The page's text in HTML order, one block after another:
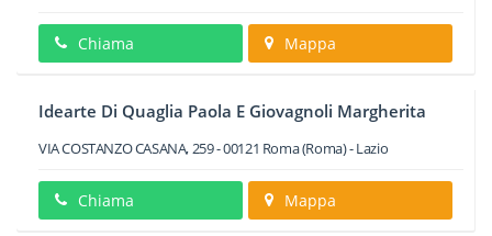
Chiama Mappa
Idearte Di Quaglia Paola E Giovagnoli Margherita
VIA COSTANZO CASANA, 259-00121 Roma(Roma) -Lazio
Chiama Mappa